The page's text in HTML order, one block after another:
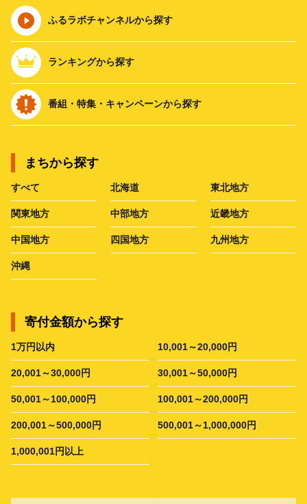
ふるラボチャンネルから探す
ランキングから探す
番組・特集・キャンペーンから探す
まちから探す
すべて 北海道 東北地方
関東地方 中部地方 近畿地方
中国地方 四国地方 九州地方
沖縄
寄付金額から探す
1万円以内 10,001～20,000円
20,001～30,000円 30,001～50,000円
50,001～100,000円 100,001～200,000円
200,001～500,000円 500,001～1,000,000円
1,000,001円以上